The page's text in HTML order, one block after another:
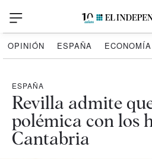
OPINIÓN ESPAÑA ECONOMÍA
ESPAÑA
Revilla admite
polémica con los
Cantabria